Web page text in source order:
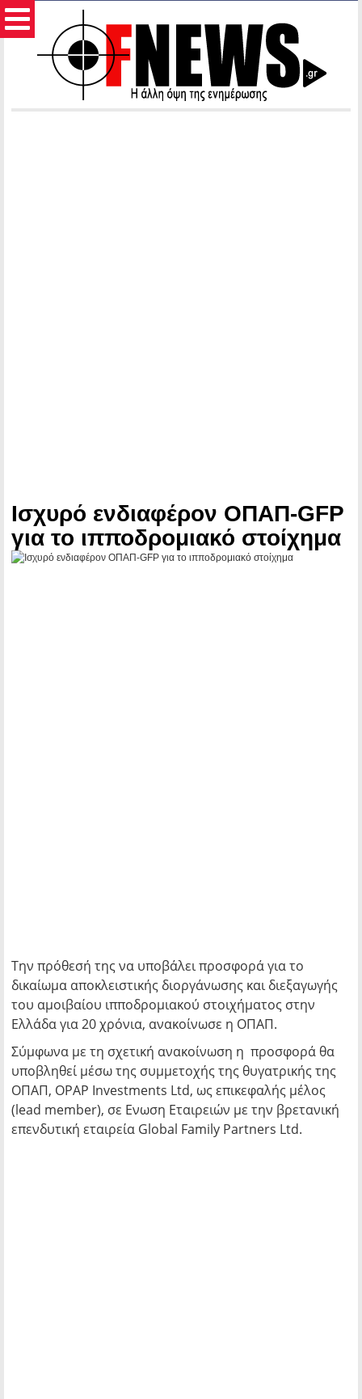
Iσχυρό ενδιαφέρον ΟΠΑΠ-GFP
για το ιπποδρομιακό στοίχημα
Την πρόθεσή της να υποβάλει προσφορά για το
δικαίωμα αποκλειστικής διοργάνωσης και διεξαγωγής
του αμοιβαίου ιπποδρομιακού στοιχήματος στην
Ελλάδα για 20 χρόνια, ανακοίνωσε η ΟΠΑΠ.
Σύμφωνα με τη σχετική ανακοίνωση η προσφορά θα
υποβληθεί μέσω της συμμετοχής της θυγατρικής της
ΟΠΑΠ, OPAP Investments Ltd, ως επικεφαλής μέλος
(lead member), σε Ενωση Εταιρειών με την βρετανική
επενδυτική εταιρεία Global Family Partners Ltd.